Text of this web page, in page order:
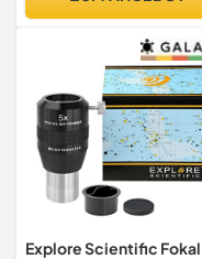
Explore Scientific Fokal